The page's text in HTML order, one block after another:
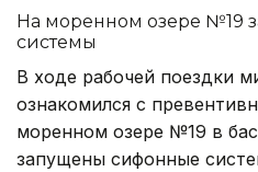
На моренном озере №19
системы
В ходе рабочей поездки
ознакомился с
моренном озере №19 в
запущены сифонные